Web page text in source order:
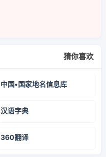
猜你喜欢
中国•国家地名信息库
汉语字典
360翻译